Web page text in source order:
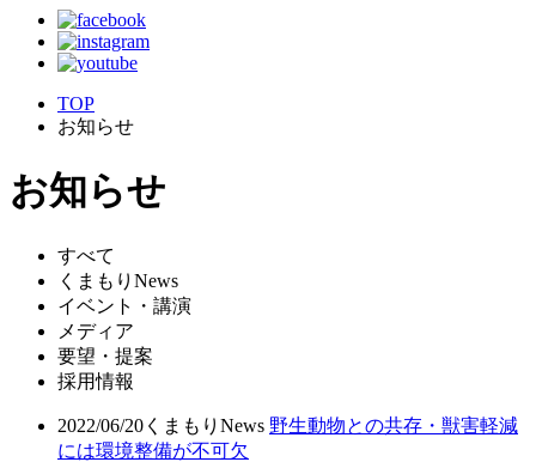
TOP
お知らせ
お知らせ
すべて
くまもりNews
イベント・講演
メディア
要望・提案
採用情報
2022/06/20 くまもりNews 野生動物との共存・獣害軽減
には環境整備が不可欠